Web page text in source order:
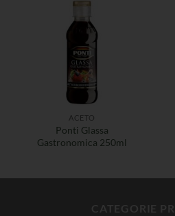
ACETO
Ponti Glassa
Gastronomica 250ml
CATEGORIE